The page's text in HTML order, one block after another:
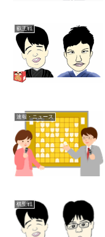
叡王戦
速報・ニュース
棋聖戦